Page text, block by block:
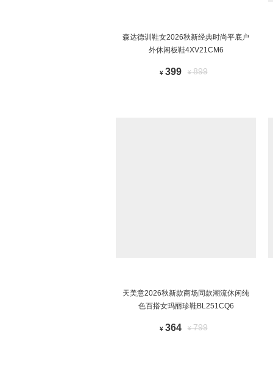
森达德训鞋女2026秋新经典时尚平底户
外休闲板鞋4XV21CM6
¥ 399 ¥899
天美意2026秋新款商场同款潮流休闲纯
色百搭女玛丽珍鞋BL251CQ6
¥ 364 ¥799